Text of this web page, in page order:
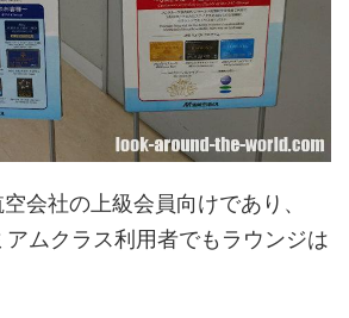
会社の上級会員向けであり、
ムクラス利用者でもラウンジは